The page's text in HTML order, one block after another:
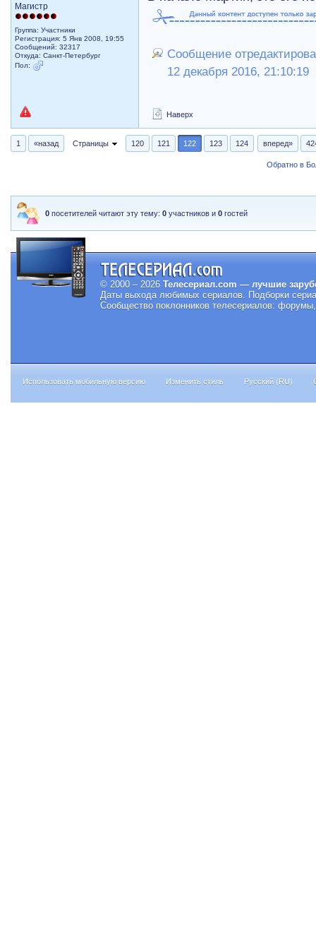
Магистр
Группа: Участники
Регистрация: 5 Янв 2008, 19:55
Сообщений: 32317
Откуда: Санкт-Петербург
Пол:
Сообщение
12 декабря 2016, 21:10:19
Наверх
1 «назад Страницы 120 121 122 123 124 вперед»
Обратно в
0 посетителей читают эту тему:0 участников и0 гостей
© 2000 – 2026 Телесериал.com — лучшие
Даты выхода любимых сериалов. Подборки
Сообщество поклонников телесериалов:
Использовать мобильную версию Изменить стиль Русский (RU)